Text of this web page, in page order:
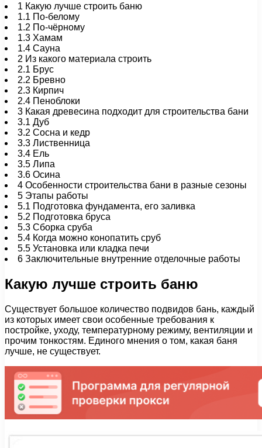
1 Какую лучше строить баню
1.1 По-белому
1.2 По-чёрному
1.3 Хамам
1.4 Сауна
2 Из какого материала строить
2.1 Брус
2.2 Бревно
2.3 Кирпич
2.4 Пеноблоки
3 Какая древесина подходит для строительства бани
3.1 Дуб
3.2 Сосна и кедр
3.3 Лиственница
3.4 Ель
3.5 Липа
3.6 Осина
4 Особенности строительства бани в разные сезоны
5 Этапы работы
5.1 Подготовка фундамента, его заливка
5.2 Подготовка бруса
5.3 Сборка сруба
5.4 Когда можно конопатить сруб
5.5 Установка или кладка печи
6 Заключительные внутренние отделочные работы
Какую лучше строить баню
Существует большое количество подвидов бань, каждый
из которых имеет свои особенные требования к
постройке, уходу, температурному режиму, вентиляции и
прочим тонкостям. Единого мнения о том, какая баня
лучше, не существует.